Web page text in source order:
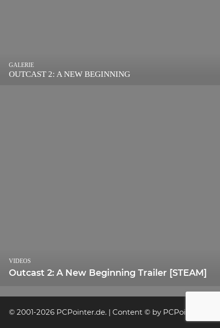
OUTCAST 2: A NEW BEGINNING
GALERIE
Outcast 2: A New Beginning Trailer [STEAM]
VIDEOS
© 2001-2026 PCPointer.de. | Content © by PCPointer.de